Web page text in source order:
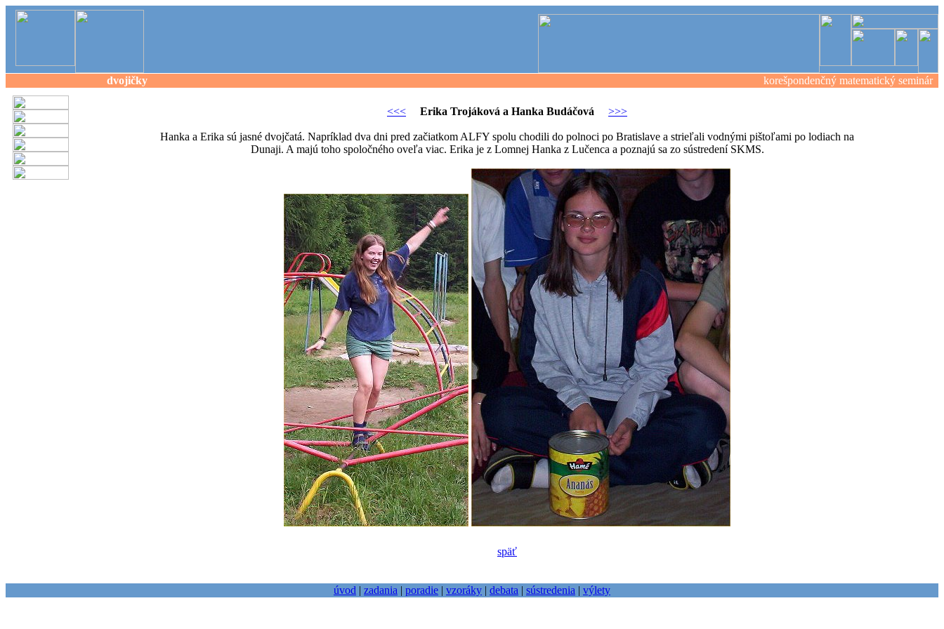
dvojičky korešpondenčný matematický seminár
<<< Erika Trojáková a Hanka Budáčová >>>
Hanka a Erika sú jasné dvojčatá. Napríklad dva dni pred začiatkom ALFY spolu chodili do polnoci po Bratislave a strieľali vodnými pištoľami po lodiach na
Dunaji. A majú toho spoločného oveľa viac. Erika je z Lomnej Hanka z Lučenca a poznajú sa zo sústredení SKMS.
späť
úvod | zadania | poradie | vzoráky | debata | sústredenia | výlety